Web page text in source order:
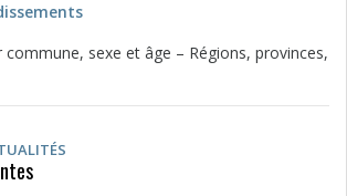
commune, sexe et âge – Régions, provinces,